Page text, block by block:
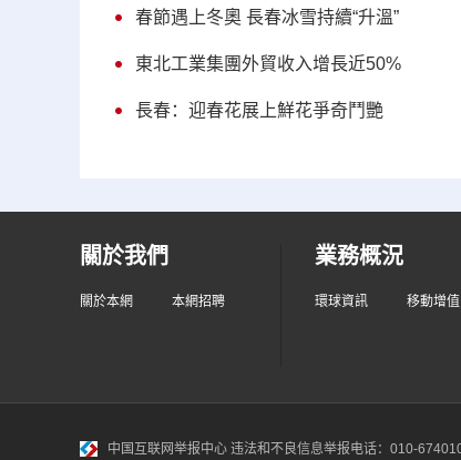
春節遇上冬奧 長春冰雪持續“升溫”
東北工業集團外貿收入增長近50%
長春：迎春花展上鮮花爭奇鬥艷
關於我們
關於本網 本網招聘
業務概況
環球資訊 移動增值
中国互联网举报中心 违法和不良信息举报电话：010-